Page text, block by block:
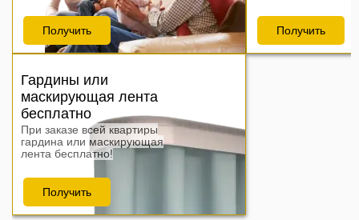
Получить Получить
Гардины или
маскирующая лента
бесплатно
При заказе всей квартиры
гардина или маскирующая
лента бесплатно!
Получить